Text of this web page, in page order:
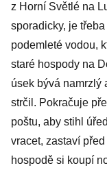
z Horní Světlé na
sporadicky, je
podemleté vodou,
staré hospody na
úsek bývá namrzlý
strčil. Pokračuje
poštu, aby stihl
vracet, zastaví
hospodě si koupí